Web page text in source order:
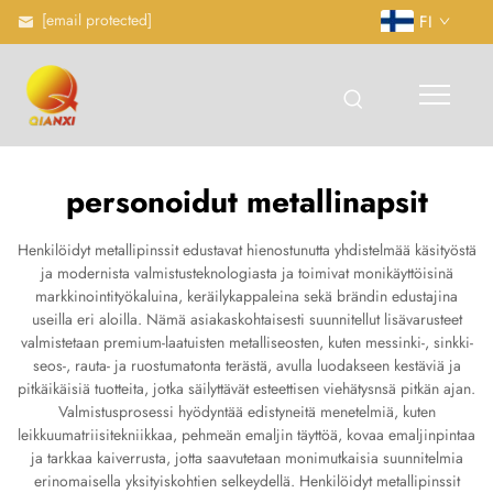
[email protected] FI
personoidut metallinapsit
Henkilöidyt metallipinssit edustavat hienostunutta yhdistelmää käsityöstä
ja modernista valmistusteknologiasta ja toimivat monikäyttöisinä
markkinointityökaluina, keräilykappaleina sekä brändin edustajina
useilla eri aloilla. Nämä asiakaskohtaisesti suunnitellut lisävarusteet
valmistetaan premium-laatuisten metalliseosten, kuten messinki-, sinkki-
seos-, rauta- ja ruostumatonta terästä, avulla luodakseen kestäviä ja
pitkäikäisiä tuotteita, jotka säilyttävät esteettisen viehätysnsä pitkän ajan.
Valmistusprosessi hyödyntää edistyneitä menetelmiä, kuten
leikkuumatriisitekniikkaa, pehmeän emaljin täyttöä, kovaa emaljinpintaa
ja tarkkaa kaiverrusta, jotta saavutetaan monimutkaisia suunnitelmia
erinomaisella yksityiskohtien selkeydellä. Henkilöidyt metallipinssit